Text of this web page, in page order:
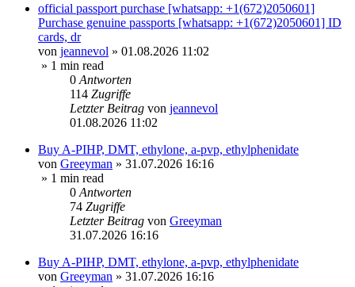
official passport purchase [whatsapp: +1(672)2050601]
Purchase genuine passports [whatsapp: +1(672)2050601] ID
cards, dr
von jeannevol » 01.08.2026 11:02
» 1 min read
0 Antworten
114 Zugriffe
Letzter Beitrag von jeannevol
01.08.2026 11:02
Buy A-PIHP, DMT, ethylone, a-pvp, ethylphenidate
von Greeyman » 31.07.2026 16:16
» 1 min read
0 Antworten
74 Zugriffe
Letzter Beitrag von Greeyman
31.07.2026 16:16
Buy A-PIHP, DMT, ethylone, a-pvp, ethylphenidate
von Greeyman » 31.07.2026 16:16